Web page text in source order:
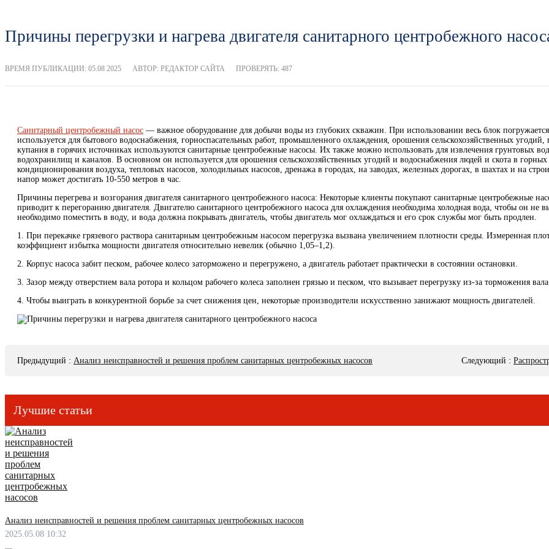
Причины перегрузки и нагрева двигателя санитарного центробежного
ВРЕМЯ ПУБЛИКАЦИИ: 05.08 2025 АВТОР: РЕДАКТОР САЙТА ПРОВЕРЯТЬ: 487
Санитарный центробежный насос — важное оборудование для добычи воды из глубоких скважин. При использовании весь блок
используется для бытового водоснабжения, горноспасательных работ, промышленного охлаждения, орошения сельскохозяйственных
купания в горячих источниках используются санитарные центробежные насосы. Их также можно использовать для извлечения грунтовых
водохранилищ и каналов. В основном он используется для орошения сельскохозяйственных угодий и водоснабжения людей и скота в
кондиционирования воздуха, тепловых насосов, холодильных насосов, дренажа в городах, на заводах, железных дорогах, в шахтах и ​​на
напор может достигать 10-550 метров в час.
Причины перегрева и возгорания двигателя санитарного центробежного насоса: Некоторые клиенты покупают санитарные центробежные
приводит к перегоранию двигателя. Двигателю санитарного центробежного насоса для охлаждения необходима холодная вода, чтобы он
необходимо поместить в воду, и вода должна покрывать двигатель, чтобы двигатель мог охлаждаться и его срок службы мог быть продлен.
1. При перекачке грязевого раствора санитарным центробежным насосом перегрузка вызвана увеличением плотности среды. Измеренная
коэффициент избытка мощности двигателя относительно невелик (обычно 1,05–1,2).
2. Корпус насоса забит песком, рабочее колесо заторможено и перегружено, а двигатель работает практически в состоянии остановки.
3. Зазор между отверстием вала ротора и кольцом рабочего колеса заполнен грязью и песком, что вызывает перегрузку из-за торможения вала.
4. Чтобы выиграть в конкурентной борьбе за счет снижения цен, некоторые производители искусственно занижают мощность двигателей.
Предыдущий : Анализ неисправностей и решения проблем санитарных центробежных насосов Следующий :
Лучшие статьи
Анализ неисправностей и решения проблем санитарных центробежных насосов
2025.05.08 10:32